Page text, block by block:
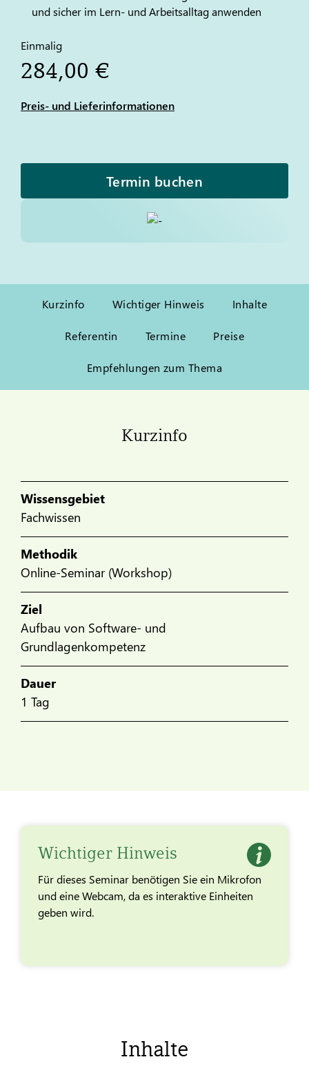
und sicher im Lern- und Arbeitsalltag anwenden
Einmalig
284,00 €
Preis- und Lieferinformationen
Termin buchen
Kurzinfo Wichtiger Hinweis Inhalte
Referentin Termine Preise
Empfehlungen zum Thema
Kurzinfo
Wissensgebiet
Fachwissen
Methodik
Online-Seminar (Workshop)
Ziel
Aufbau von Software- und
Grundlagenkompetenz
Dauer
1 Tag
Wichtiger Hinweis
Für dieses Seminar benötigen Sie ein Mikrofon
und eine Webcam, da es interaktive Einheiten
geben wird.
Inhalte